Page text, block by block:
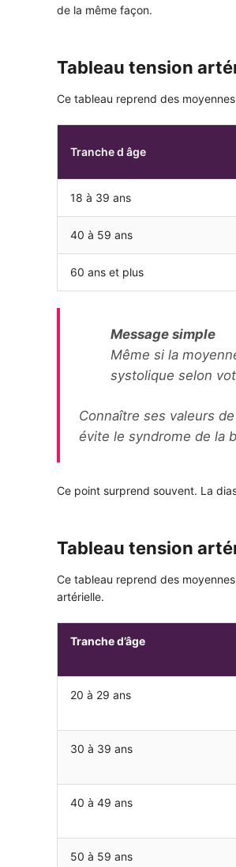
de la même façon.
Tableau tension
Ce tableau reprend des
Tranche d âge
18 à 39 ans
40 à 59 ans
60 ans et plus
Message simple
Même si la
systolique selon
Connaître ses valeurs
évite le syndrome de la
Ce point surprend souvent. La
Tableau tension
Ce tableau reprend des
artérielle.
Tranche d’âge
20 à 29 ans
30 à 39 ans
40 à 49 ans
50 à 59 ans